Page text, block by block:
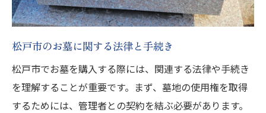
松戸市のお墓に関する法律と手続き
松戸市でお墓を購入する際には、関連する法律や手続き
を理解することが重要です。まず、墓地の使用権を取得
するためには、管理者との契約を結ぶ必要があります。